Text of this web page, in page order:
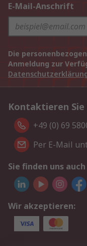
E-Mail-Anschrift
Die
Anmeldung zur
Kontaktieren Sie
+49 (0) 69
Per E-Mail
Sie finden uns
Wir akzeptieren: